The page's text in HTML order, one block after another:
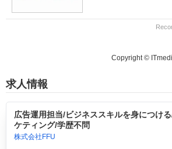
Copyright ©
求人情報
広告運用担当/ビジネススキルを身につけ
ケティング/学歴不問
株式会社FFU